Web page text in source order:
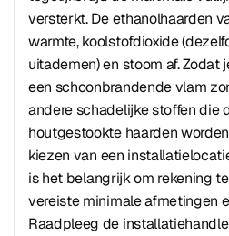
versterkt. De ethanolhaarden
warmte, koolstofdioxide
uitademen) en stoom af. Zodat
een schoonbrandende vlam
andere schadelijke stoffen die
houtgestookte haarden
kiezen van een
is het belangrijk om rekening
vereiste minimale afmetingen
Raadpleeg de